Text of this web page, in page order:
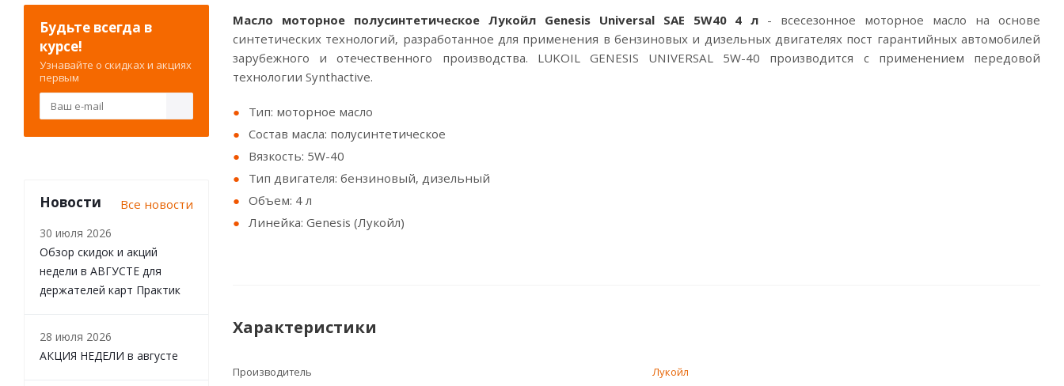
Масло моторное полусинтетическое Лукойл Genesis Universal SAE 5W40 4 л - всесезонное моторное масло на основе
синтетических технологий, разработанное для применения в бензиновых и дизельных двигателях пост гарантийных автомобилей
зарубежного и отечественного производства. LUKOIL GENESIS UNIVERSAL 5W-40 производится с применением передовой
технологии Synthactive.
Тип: моторное масло
Состав масла: полусинтетическое
Вязкость: 5W-40
Тип двигателя: бензиновый, дизельный
Объем: 4 л
Линейка: Genesis (Лукойл)
Характеристики
Производитель
Лукойл
Будьте всегда в
курсе!
Узнавайте о скидках и акциях
первым
Новости Все новости
30 июля 2026
Обзор скидок и акций
недели в АВГУСТЕ для
держателей карт Практик
28 июля 2026
АКЦИЯ НЕДЕЛИ в августе